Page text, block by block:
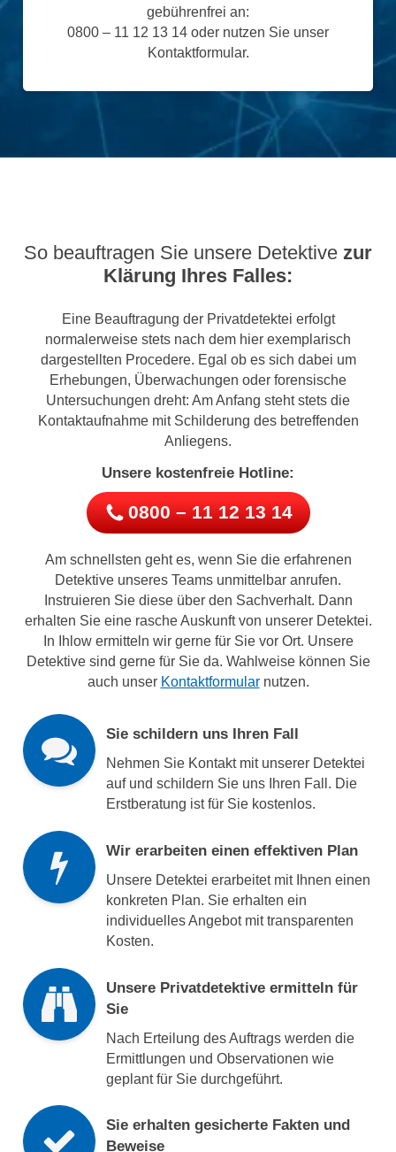
gebührenfrei an:
0800 – 11 12 13 14 oder nutzen Sie unser
Kontaktformular.
So beauftragen Sie unsere Detektive zur
Klärung Ihres Falles:
Eine Beauftragung der Privatdetektei erfolgt
normalerweise stets nach dem hier exemplarisch
dargestellten Procedere. Egal ob es sich dabei um
Erhebungen, Überwachungen oder forensische
Untersuchungen dreht: Am Anfang steht stets die
Kontaktaufnahme mit Schilderung des betreffenden
Anliegens.
Unsere kostenfreie Hotline:
0800 – 11 12 13 14
Am schnellsten geht es, wenn Sie die erfahrenen
Detektive unseres Teams unmittelbar anrufen.
Instruieren Sie diese über den Sachverhalt. Dann
erhalten Sie eine rasche Auskunft von unserer Detektei.
In Ihlow ermitteln wir gerne für Sie vor Ort. Unsere
Detektive sind gerne für Sie da. Wahlweise können Sie
auch unser Kontaktformularnutzen.
Sie schildern uns Ihren Fall
Nehmen Sie Kontakt mit unserer Detektei
auf und schildern Sie uns Ihren Fall. Die
Erstberatung ist für Sie kostenlos.
Wir erarbeiten einen effektiven Plan
Unsere Detektei erarbeitet mit Ihnen einen
konkreten Plan. Sie erhalten ein
individuelles Angebot mit transparenten
Kosten.
Unsere Privatdetektive ermitteln für
Sie
Nach Erteilung des Auftrags werden die
Ermittlungen und Observationen wie
geplant für Sie durchgeführt.
Sie erhalten gesicherte Fakten und
Beweise